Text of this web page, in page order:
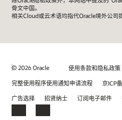
骨文中国。
相关Cloud或云术语均指代Oracle境外公司
© 2026 Oracle 使用条款和隐私政策
完整使用程序使用通知申请流程
京ICP
广告选择
招贤纳士 订阅电子邮件